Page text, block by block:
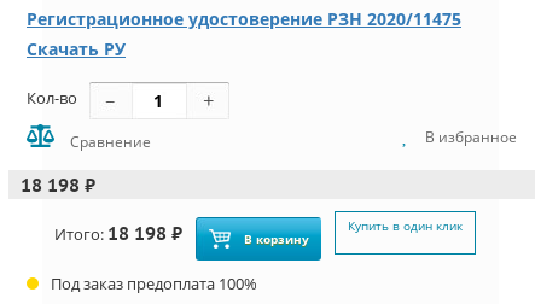
Регистрационное удостоверение РЗН 2020/11475
Скачать РУ
Кол-во
Сравнение В избранное
18 198 ₽
Итого: 18 198 ₽ В корзину
Купить в один клик
Под заказ предоплата 100%